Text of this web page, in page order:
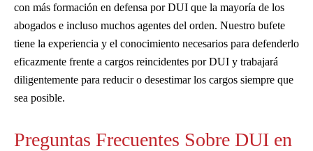
con más formación en defensa por DUI que la mayoría de los
abogados e incluso muchos agentes del orden. Nuestro bufete
tiene la experiencia y el conocimiento necesarios para defenderlo
eficazmente frente a cargos reincidentes por DUI y trabajará
diligentemente para reducir o desestimar los cargos siempre que
sea posible.
Preguntas Frecuentes Sobre DUI en